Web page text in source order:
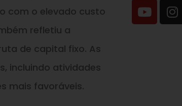
com o elevado custo
refletiu a
de capital fixo. As
incluindo atividades
mais favoráveis.